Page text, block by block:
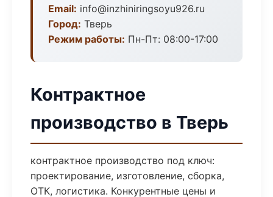
Email: info@inzhiniringsoyu926.ru
Город: Тверь
Режим работы: Пн-Пт: 08:00-17:00
Контрактное
производство в Тверь
контрактное производство под ключ:
проектирование, изготовление, сборка,
ОТК, логистика. Конкурентные цены и